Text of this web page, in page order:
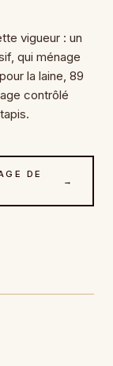
vigueur : un
qui ménage
pour la laine, 89
contrôlé
DE
→